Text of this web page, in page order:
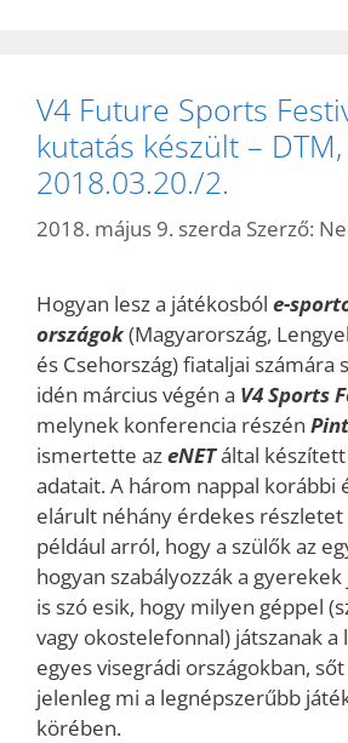
V4 Future Sports
kutatás készült – DTM,
2018.03.20./2.
2018. május 9. szerda Szerző:
Hogyan lesz a játékosból e-
országok(Magyarország,
és Csehország) fiataljai számára
idén március végén a V4 Sports
melynek konferencia részén
ismertette azeNETáltal
adatait. A három nappal korábbi
elárult néhány érdekes részletet
például arról, hogy a szülők az
hogyan szabályozzák a
is szó esik, hogy milyen géppel
vagy okostelefonnal) játszanak a
egyes visegrádi országokban,
jelenleg mi a legnépszerűbb
körében.